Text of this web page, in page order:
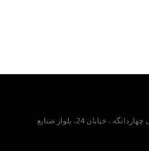
تهران، اسلامشهر،شهرک صنعتی چهاردانگه ، خیابان 24، بلوار صنایع